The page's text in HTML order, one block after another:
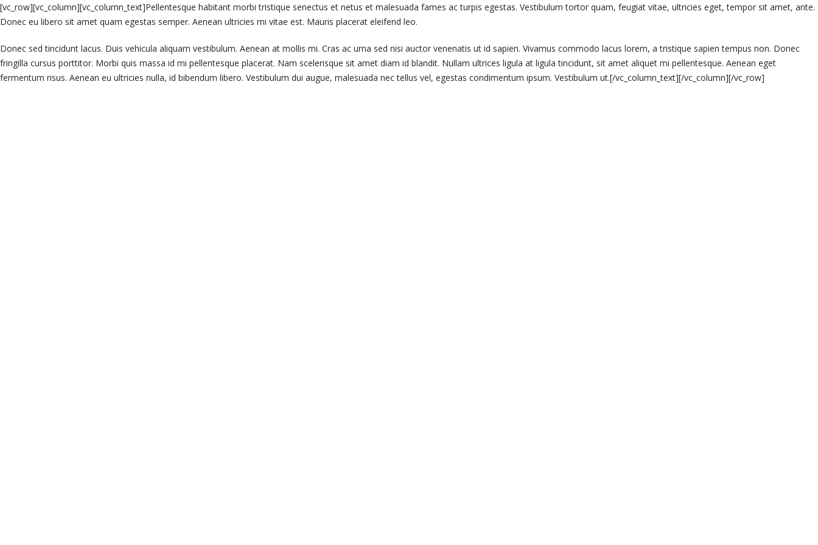
[vc_row][vc_column][vc_column_text]Pellentesque habitant morbi tristique senectus et netus et malesuada fames ac turpis egestas. Vestibulum tortor quam, feugiat vitae, ultricies eget, tempor sit amet, ante.
Donec eu libero sit amet quam egestas semper. Aenean ultricies mi vitae est. Mauris placerat eleifend leo.
Donec sed tincidunt lacus. Duis vehicula aliquam vestibulum. Aenean at mollis mi. Cras ac urna sed nisi auctor venenatis ut id sapien. Vivamus commodo lacus lorem, a tristique sapien tempus non. Donec
fringilla cursus porttitor. Morbi quis massa id mi pellentesque placerat. Nam scelerisque sit amet diam id blandit. Nullam ultrices ligula at ligula tincidunt, sit amet aliquet mi pellentesque. Aenean eget
fermentum risus. Aenean eu ultricies nulla, id bibendum libero. Vestibulum dui augue, malesuada nec tellus vel, egestas condimentum ipsum. Vestibulum ut.[/vc_column_text][/vc_column][/vc_row]